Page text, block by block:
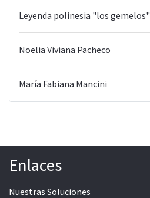
Leyenda polinesia "los gemelos"
Noelia Viviana Pacheco
María Fabiana Mancini
Enlaces
Nuestras Soluciones